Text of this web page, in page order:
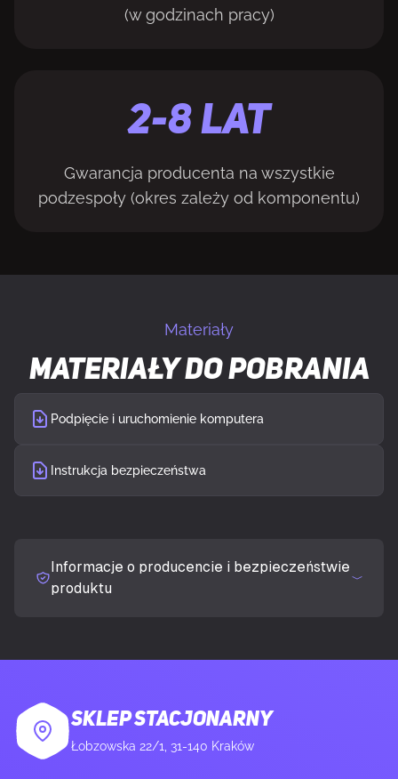
(w godzinach pracy)
2-8 LAT
Gwarancja producenta na wszystkie
podzespoły (okres zależy od komponentu)
Materiały
Materiały do pobrania
Podpięcie i uruchomienie komputera
Instrukcja bezpieczeństwa
Informacje o producencie i bezpieczeństwie
produktu
SKLEP STACJONARNY
Łobzowska 22/1, 31-140 Kraków